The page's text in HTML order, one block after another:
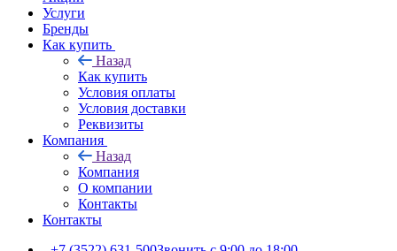
Услуги
Бренды
Как купить
Назад
Как купить
Условия оплаты
Условия доставки
Реквизиты
Компания
Назад
Компания
О компании
Контакты
Контакты